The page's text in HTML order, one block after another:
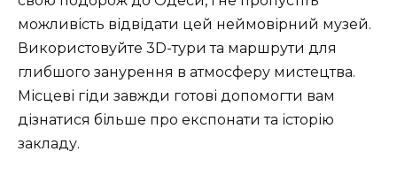
можливість відвідати цей неймовірний музей.
Використовуйте 3D-тури та маршрути для
глибшого занурення в атмосферу мистецтва.
Місцеві гіди завжди готові допомогти вам
дізнатися більше про експонати та історію
закладу.